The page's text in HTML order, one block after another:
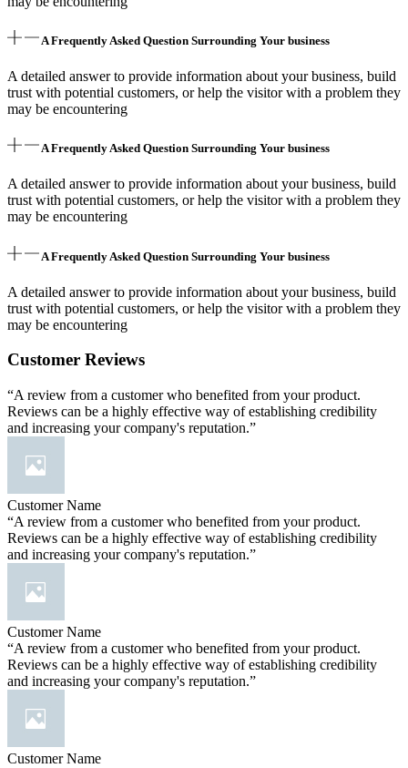
A Frequently Asked Question Surrounding Your business
A detailed answer to provide information about your business, build
trust with potential customers, or help the visitor with a problem they
may be encountering
A Frequently Asked Question Surrounding Your business
A detailed answer to provide information about your business, build
trust with potential customers, or help the visitor with a problem they
may be encountering
A Frequently Asked Question Surrounding Your business
A detailed answer to provide information about your business, build
trust with potential customers, or help the visitor with a problem they
may be encountering
Customer Reviews
“A review from a customer who benefited from your product.
Reviews can be a highly effective way of establishing credibility
and increasing your company's reputation.”
Customer Name
“A review from a customer who benefited from your product.
Reviews can be a highly effective way of establishing credibility
and increasing your company's reputation.”
Customer Name
“A review from a customer who benefited from your product.
Reviews can be a highly effective way of establishing credibility
and increasing your company's reputation.”
Customer Name